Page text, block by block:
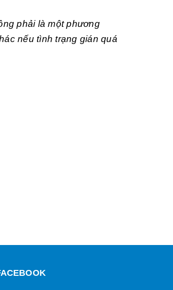
phải là một phương
nếu tình trạng gián quá